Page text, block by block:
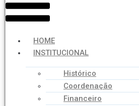
HOME
INSTITUCIONAL
Histórico
Coordenação
Financeiro